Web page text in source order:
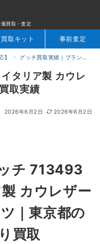
買取・査定
買取キット 事前査定
】 グッチ買取実績｜ブランド専門店LIFE
タリア製 カウレ
取実績
2026年6月2日 2026年6月2日
チ 713493
カウレザー
｜東京都の
買取